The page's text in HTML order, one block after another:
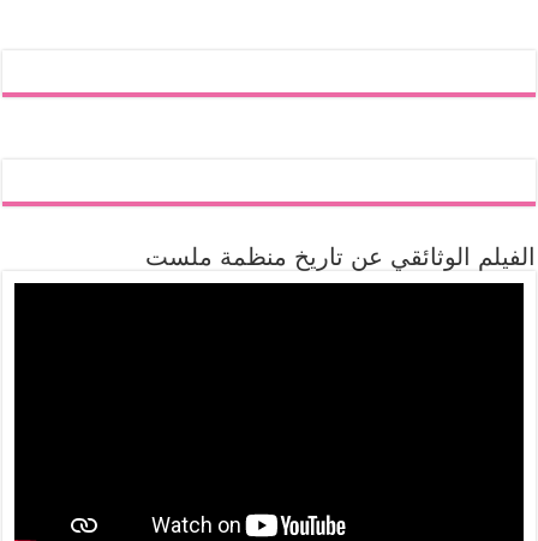
الفيلم الوثائقي عن تاريخ منظمة ملست